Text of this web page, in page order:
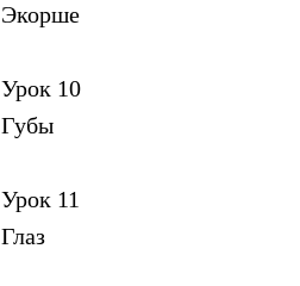
Экорше
Урок 10
Губы
Урок 11
Глаз